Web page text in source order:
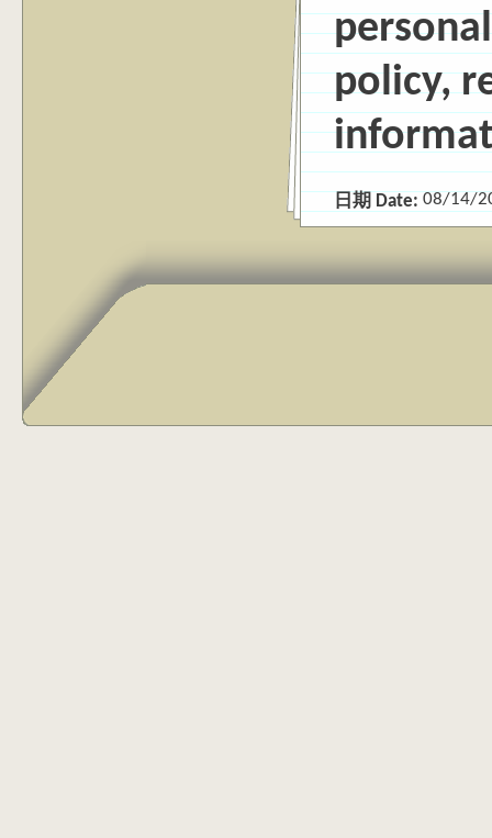
policy,
日期 Date: 08/14/